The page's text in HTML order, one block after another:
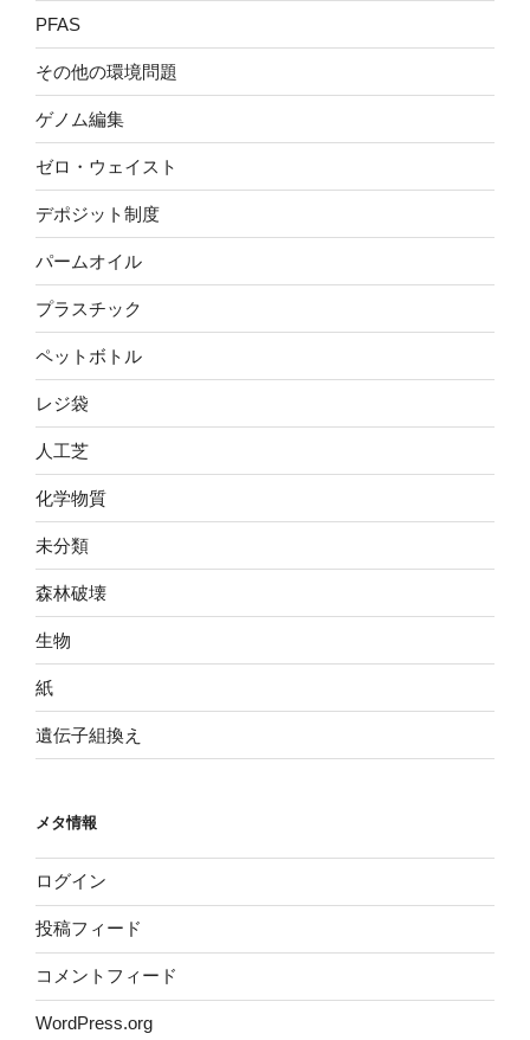
PFAS
その他の環境問題
ゲノム編集
ゼロ・ウェイスト
デポジット制度
パームオイル
プラスチック
ペットボトル
レジ袋
人工芝
化学物質
未分類
森林破壊
生物
紙
遺伝子組換え
メタ情報
ログイン
投稿フィード
コメントフィード
WordPress.org